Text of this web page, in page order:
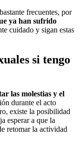
frecuentes, por
ya han sufrido
cuidado y sigan estas
si tengo
las molestias y el
durante el acto
existe la posibilidad
esperar a que la
retomar la actividad